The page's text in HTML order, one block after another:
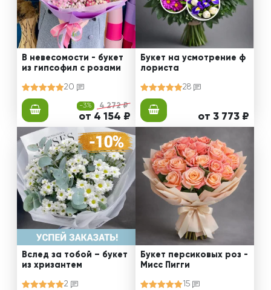
В невесомости - букет
из гипсофил с розами
20
-3% 4 272 ₽
от 4 154 ₽
Букет на усмотрение ф
лориста
28
от 3 773 ₽
Вслед за тобой – букет
из хризантем
2
Букет персиковых роз -
Мисс Пигги
15